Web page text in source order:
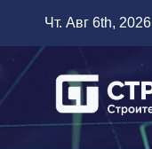
содержимому
Чт. Авг 6th, 2026